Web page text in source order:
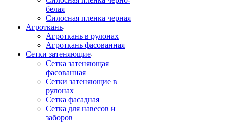
белая
Силосная пленка черная
Агроткань
Агроткань в рулонах
Агроткань фасованная
Сетки затеняющие
Сетка затеняющая
фасованная
Сетки затеняющие в
рулонах
Сетка фасадная
Сетка для навесов и
заборов